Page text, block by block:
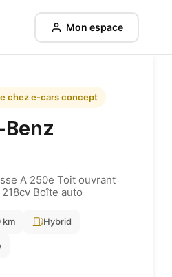
Mon espace
chez e-cars concept
A 250e Toit ouvrant
Boîte auto
km Hybrid